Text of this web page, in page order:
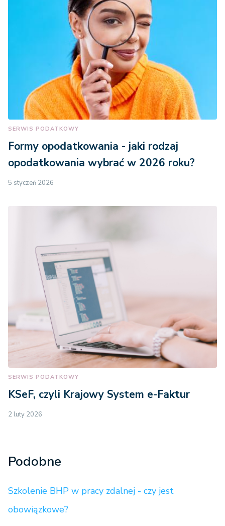
SERWIS PODATKOWY
Formy opodatkowania - jaki rodzaj
opodatkowania wybrać w 2026 roku?
5 styczeń 2026
SERWIS PODATKOWY
KSeF, czyli Krajowy System e-Faktur
2 luty 2026
Podobne
Szkolenie BHP w pracy zdalnej - czy jest
obowiązkowe?